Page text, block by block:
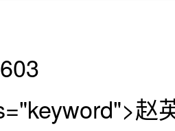
603